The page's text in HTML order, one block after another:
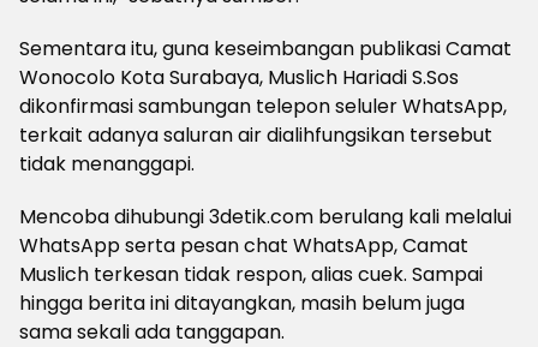
Sementara itu, guna keseimbangan publikasi Camat
Wonocolo Kota Surabaya, Muslich Hariadi S.Sos
dikonfirmasi sambungan telepon seluler WhatsApp,
terkait adanya saluran air dialihfungsikan tersebut
tidak menanggapi.
Mencoba dihubungi 3detik.com berulang kali melalui
WhatsApp serta pesan chat WhatsApp, Camat
Muslich terkesan tidak respon, alias cuek. Sampai
hingga berita ini ditayangkan, masih belum juga
sama sekali ada tanggapan.